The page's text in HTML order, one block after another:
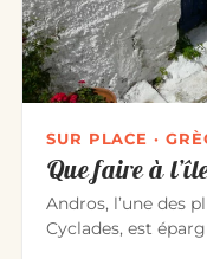
SUR PLACE ·
Que faire à
Andros, l’une des
Cyclades, est